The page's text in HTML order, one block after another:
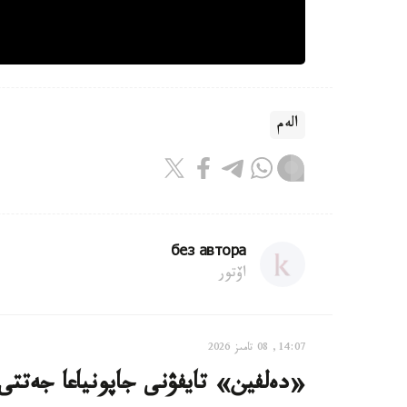
الەم
без автора
اۆتور
14:07, 08 تامىز 2026
«دەلفين» تايفۋنى جاپونياعا جەتتى: 500 دەن استام رەيس